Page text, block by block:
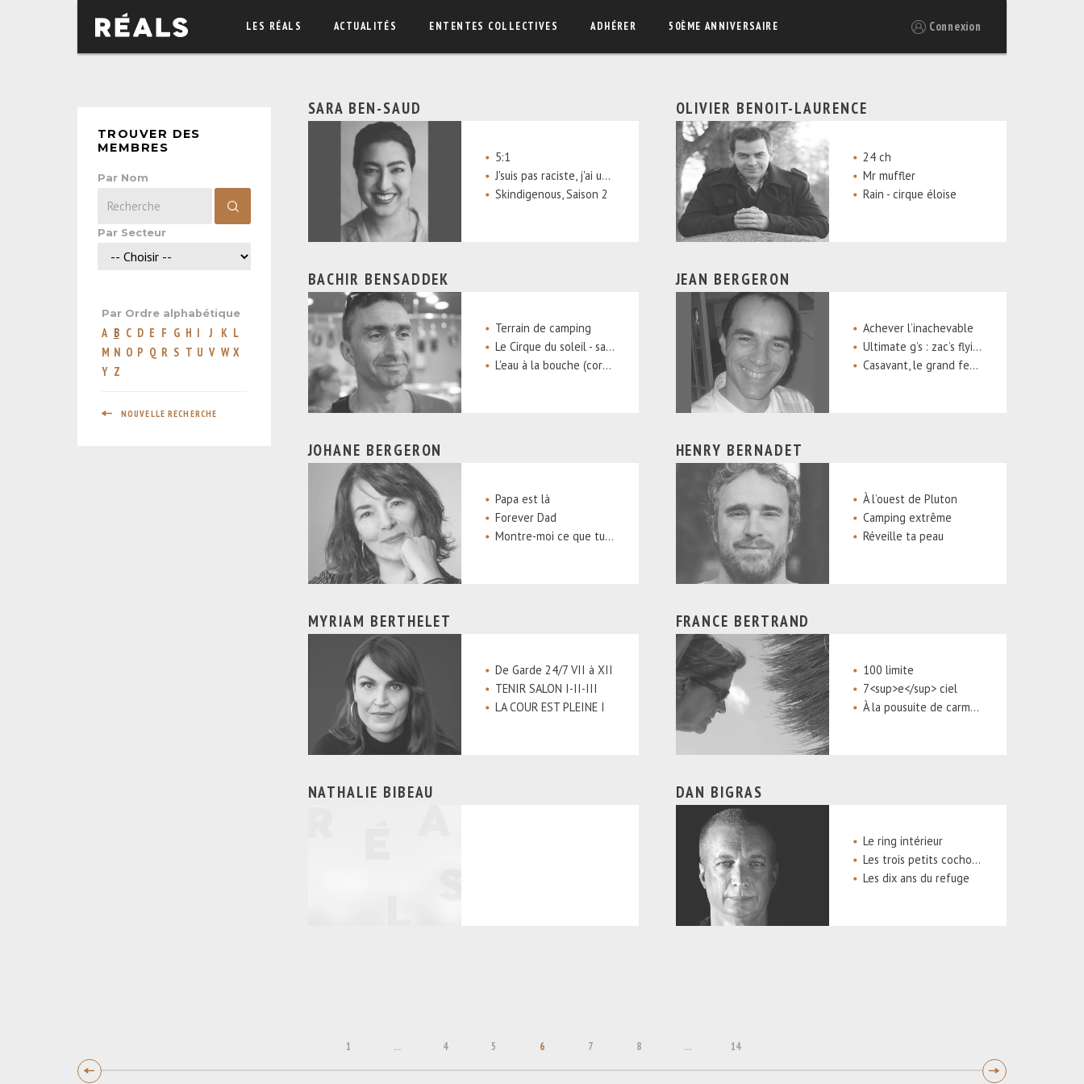
LES RÉALS ACTUALITÉS ENTENTES COLLECTIVES ADHÉRER 50ÈME ANNIVERSAIRE Connexion
TROUVER DES
MEMBRES
Par Nom
Par Secteur
Par Ordre alphabétique
A B C D E F G H I J K L
M N O P Q R S T U V W X
Y Z
NOUVELLE RECHERCHE
SARA BEN-SAUD
5:1
J'suis pas raciste, j'ai un ami noir
Skindigenous, Saison 2
OLIVIER BENOIT-LAURENCE
24 ch
Mr muffler
Rain - cirque éloise
BACHIR BENSADDEK
Terrain de camping
Le Cirque du soleil - sans filet (coréal.) (bravo - global - ARTV)
L'eau à la bouche (coréal.) (SRC - Télé-Québec)
JEAN BERGERON
Achever l’inachevable
Ultimate g’s : zac’s flying dream
Casavant, le grand feu et nicolet
JOHANE BERGERON
Papa est là
Forever Dad
Montre-moi ce que tu vois de l'autre que je ne vois pas_Alexandre Da Costa.
HENRY BERNADET
À l’ouest de Pluton
Camping extrême
Réveille ta peau
MYRIAM BERTHELET
De Garde 24/7 VII à XII
TENIR SALON I-II-III
LA COUR EST PLEINE I
FRANCE BERTRAND
100 limite
7<sup>e</sup> ciel
À la pousuite de carmen san diego
NATHALIE BIBEAU DAN BIGRAS
Le ring intérieur
Les trois petits cochons
Les dix ans du refuge
1 ... 4 5 6 7 8 ... 14